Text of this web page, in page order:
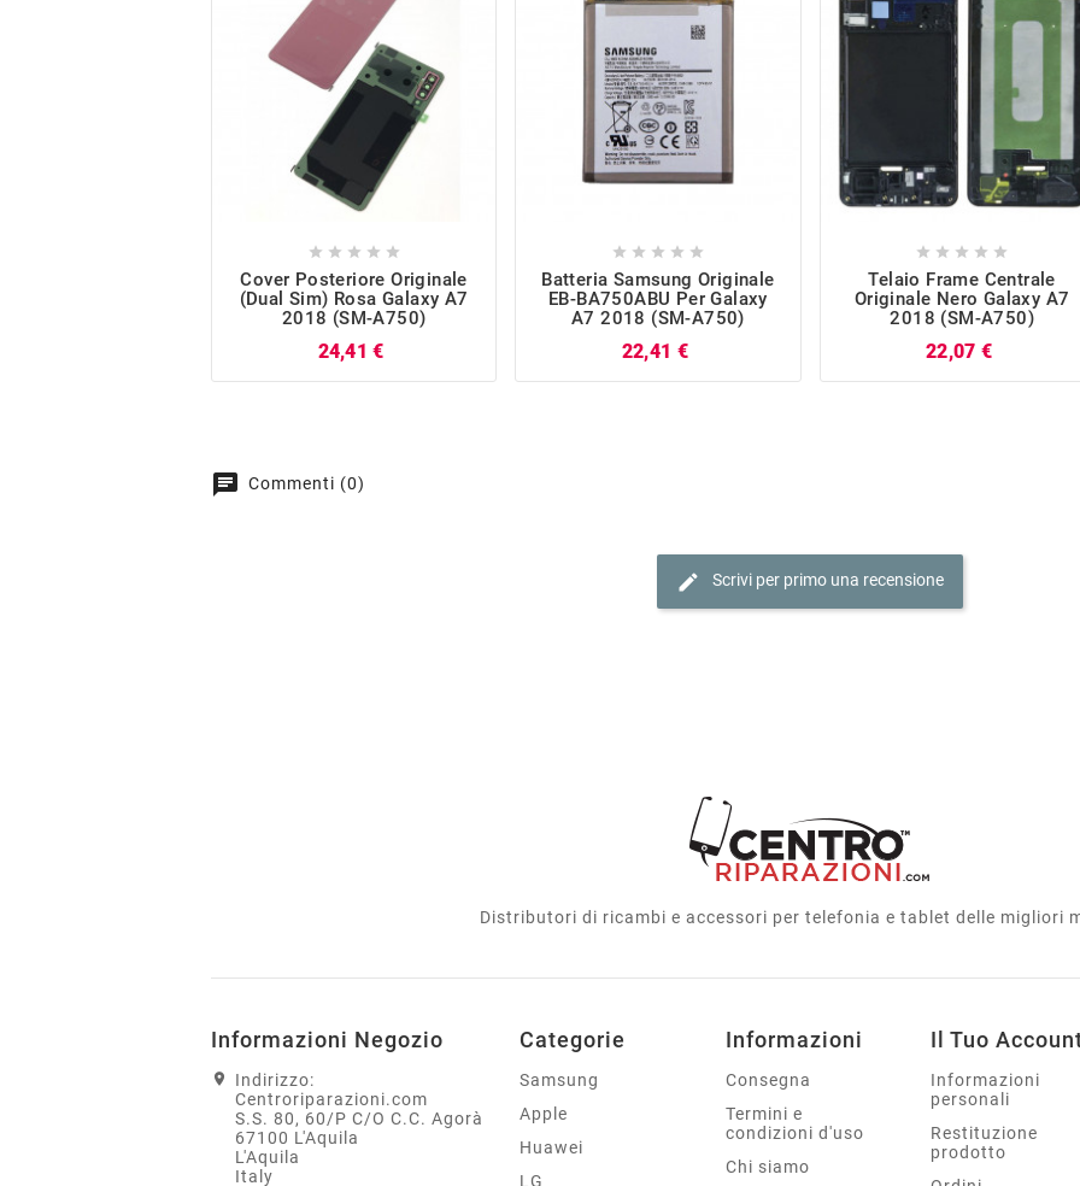
    
Cover Posteriore Originale
(Dual Sim) Rosa Galaxy A7
2018 (SM-A750)
24,41 €
    
Batteria Samsung Originale
EB-BA750ABU Per Galaxy
A7 2018 (SM-A750)
22,41 €
    
Telaio Frame Centrale
Originale Nero Galaxy A7
2018 (SM-A750)
22,07 €
chat Commenti (0)
edit Scrivi per primo una recensione
Distributori di ricambi e accessori per telefonia e tablet delle migliori
Informazioni Negozio
Indirizzo:
Centroriparazioni.com
S.S. 80, 60/P C/O C.C. Agorà
67100 L'Aquila
L'Aquila
Italy
Categorie
Samsung
Apple
Huawei
LG
Informazioni
Consegna
Termini e
condizioni d'uso
Chi siamo
Il Tuo
Informazioni
personali
Restituzione
prodotto